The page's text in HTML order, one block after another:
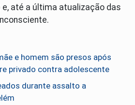
e, até a última atualização das
e homem são presos após
privado contra adolescente
durante assalto a